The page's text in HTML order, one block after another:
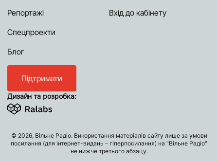
Репортажі
Спецпроекти
Блог
Вхід до кабінету
Підтримати
Дизайн та розробка:
© 2026, Вільне Радіо. Використання матеріалів сайту лише за умови
посилання (для інтернет-видань - гіперпосилання) на "Вільне Радіо"
не нижче третього абзацу.